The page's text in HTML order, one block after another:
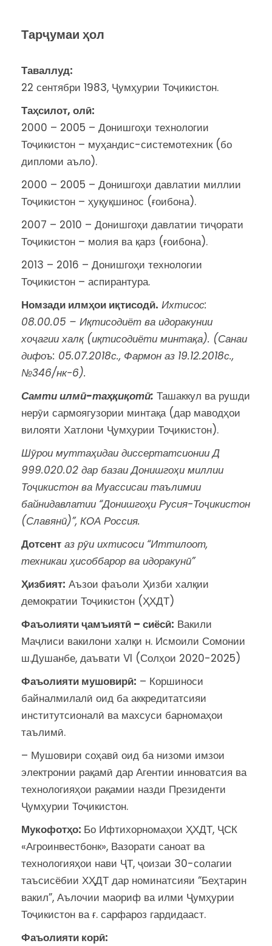
Тарҷумаи ҳол
Таваллуд:
22 сентябри 1983, Ҷумҳурии Тоҷикистон.
Таҳсилот, олӣ:
2000 – 2005 – Донишгоҳи технологии
Тоҷикистон – муҳандис-системотехник (бо
дипломи аъло).
2000 – 2005 – Донишгоҳи давлатии миллии
Тоҷикистон – ҳуқуқшинос (ғоибона).
2007 – 2010 – Донишгоҳи давлатии тиҷорати
Тоҷикистон – молия ва қарз (ғоибона).
2013 – 2016 – Донишгоҳи технологии
Тоҷикистон – аспирантура.
Номзади илмҳои иқтисодӣ. Ихтисос:
08.00.05 – Иқтисодиёт ва идоракунии
хоҷагии халқ (иқтисодиёти минтақа). (Санаи
дифоъ: 05.07.2018с., Фармон аз 19.12.2018с.,
№346/нк-6).
Самти илмӣ-таҳқиқотӣ: Ташаккул ва рушди
нерӯи сармоягузории минтақа (дар маводҳои
вилояти Хатлони Ҷумҳурии Тоҷикистон).
Шӯрои муттаҳидаи диссертатсионии Д
999.020.02 дар базаи Донишгоҳи миллии
Тоҷикистон ва Муассисаи таълимии
байнидавлатии “Донишгоҳи Русия-Тоҷикистон
(Славянӣ)”, КОА Россия.
Дотсент аз рӯи ихтисоси “Иттилоот,
техникаиҳисоббарор ва идоракунӣ”
Ҳизбият: Аъзои фаъоли Ҳизби халқии
демократии Тоҷикистон (ҲХДТ)
Фаъолиятиҷамъиятӣ – сиёсӣ: Вакили
Маҷлиси вакилони халқи н. Исмоили Сомонии
ш.Душанбе, даъвати VI (Солҳои 2020-2025)
Фаъолияти мушовирӣ: – Коршиноси
байналмилалӣ оид ба аккредитатсияи
институтсионалӣ ва махсуси барномаҳои
таълимӣ.
– Мушовири соҳавӣ оид ба низоми имзои
электронии рақамӣ дар Агентии инноватсия ва
технологияҳои рақамии назди Президенти
Ҷумҳурии Тоҷикистон.
Мукофотҳо: Бо Ифтихорномаҳои ҲХДТ, ҶСК
«Агроинвестбонк», Вазорати саноат ва
технологияҳои нави ҶТ, ҷоизаи 30-солагии
таъсисёбии ХҲДТ дар номинатсияи “Беҳтарин
вакил”, Аълочии маориф ва илми Ҷумҳурии
Тоҷикистон ва ғ. сарфароз гардидааст.
Фаъолияти корӣ: